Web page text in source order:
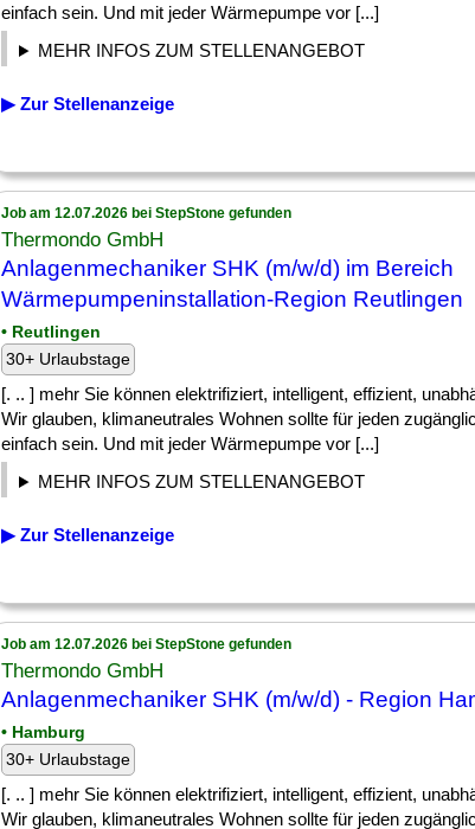
einfach sein. Und mit jeder Wärmepumpe vor [...]
MEHR INFOS ZUM STELLENANGEBOT
▶ Zur Stellenanzeige
Job am 12.07.2026 bei StepStone gefunden
Thermondo GmbH
Anlagenmechaniker SHK (m/w/d) im Bereich
Wärmepumpeninstallation-Region Reutlingen
• Reutlingen
30+ Urlaubstage
[. .. ] mehr Sie können elektrifiziert, intelligent, effizient,
Wir glauben, klimaneutrales Wohnen sollte für jeden
einfach sein. Und mit jeder Wärmepumpe vor [...]
MEHR INFOS ZUM STELLENANGEBOT
▶ Zur Stellenanzeige
Job am 12.07.2026 bei StepStone gefunden
Thermondo GmbH
Anlagenmechaniker SHK (m/w/d) - Region
• Hamburg
30+ Urlaubstage
[. .. ] mehr Sie können elektrifiziert, intelligent, effizient,
Wir glauben, klimaneutrales Wohnen sollte für jeden